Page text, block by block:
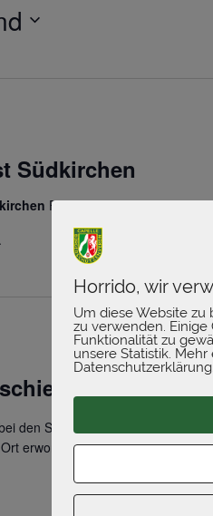
Südkirchen
Friedhofsweg 7,
Senden
den Steverschützen in Senden.
erworben werden. Um 14:15
Horrido, wir
Um diese Website zu
zu verwenden.
Funktionalität zu
unsere Statistik.
Datenschutzerklärung.